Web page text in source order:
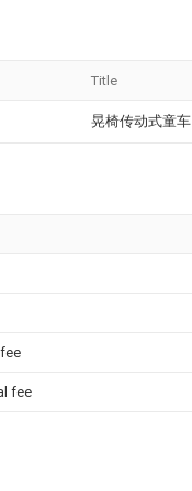
Title
晃椅传动式童车
fee